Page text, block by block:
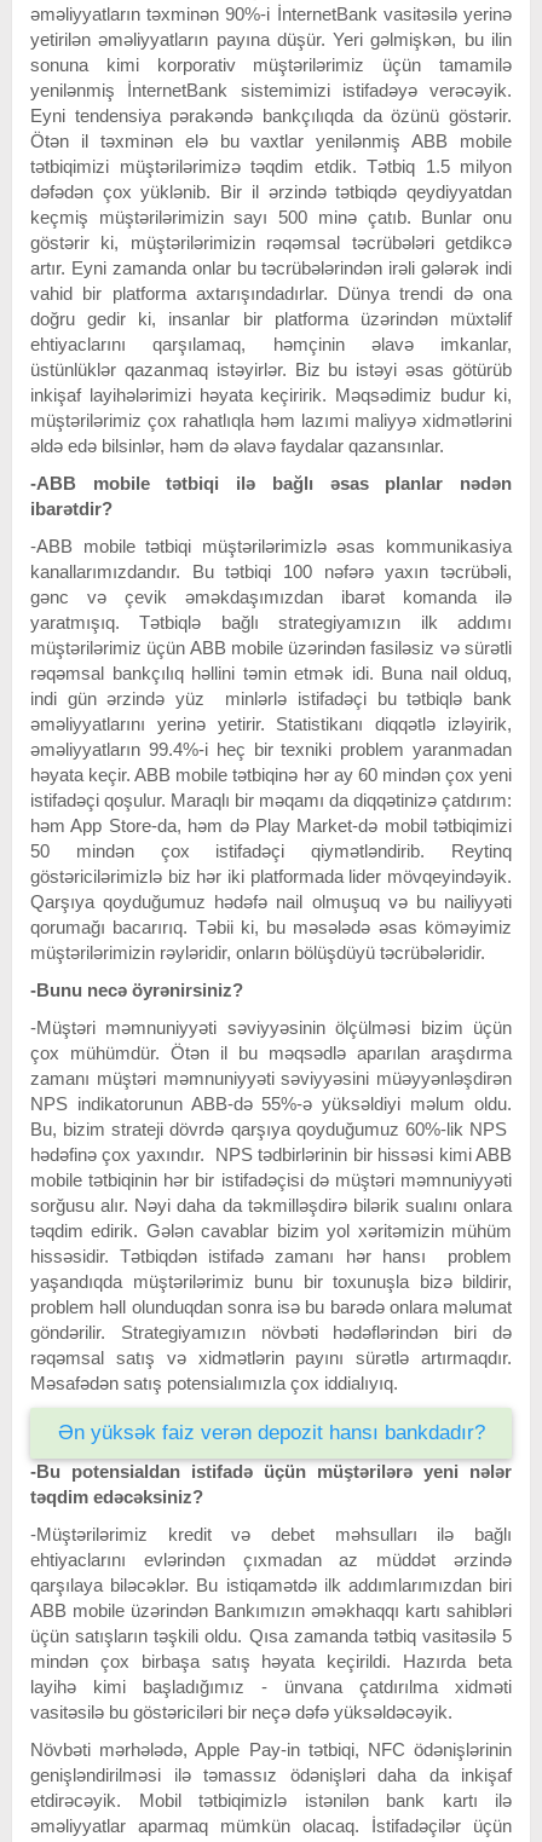
əməliyyatların təxminən 90%-i İnternetBank vasitəsilə yerinə
yetirilən əməliyyatların payına düşür. Yeri gəlmişkən, bu ilin
sonuna kimi korporativ müştərilərimiz üçün tamamilə
yenilənmiş İnternetBank sistemimizi istifadəyə verəcəyik.
Eyni tendensiya pərakəndə bankçılıqda da özünü göstərir.
Ötən il təxminən elə bu vaxtlar yenilənmiş ABB mobile
tətbiqimizi müştərilərimizə təqdim etdik. Tətbiq 1.5 milyon
dəfədən çox yüklənib. Bir il ərzində tətbiqdə qeydiyyatdan
keçmiş müştərilərimizin sayı 500 minə çatıb. Bunlar onu
göstərir ki, müştərilərimizin rəqəmsal təcrübələri getdikcə
artır. Eyni zamanda onlar bu təcrübələrindən irəli gələrək indi
vahid bir platforma axtarışındadırlar. Dünya trendi də ona
doğru gedir ki, insanlar bir platforma üzərindən müxtəlif
ehtiyaclarını qarşılamaq, həmçinin əlavə imkanlar,
üstünlüklər qazanmaq istəyirlər. Biz bu istəyi əsas götürüb
inkişaf layihələrimizi həyata keçiririk. Məqsədimiz budur ki,
müştərilərimiz çox rahatlıqla həm lazımi maliyyə xidmətlərini
əldə edə bilsinlər, həm də əlavə faydalar qazansınlar.
-ABB mobile tətbiqi ilə bağlı əsas planlar nədən
ibarətdir?
-ABB mobile tətbiqi müştərilərimizlə əsas kommunikasiya
kanallarımızdandır. Bu tətbiqi 100 nəfərə yaxın təcrübəli,
gənc və çevik əməkdaşımızdan ibarət komanda ilə
yaratmışıq. Tətbiqlə bağlı strategiyamızın ilk addımı
müştərilərimiz üçün ABB mobile üzərindən fasiləsiz və sürətli
rəqəmsal bankçılıq həllini təmin etmək idi. Buna nail olduq,
indi gün ərzində yüz minlərlə istifadəçi bu tətbiqlə bank
əməliyyatlarını yerinə yetirir. Statistikanı diqqətlə izləyirik,
əməliyyatların 99.4%-i heç bir texniki problem yaranmadan
həyata keçir. ABB mobile tətbiqinə hər ay 60 mindən çox yeni
istifadəçi qoşulur. Maraqlı bir məqamı da diqqətinizə çatdırım:
həm App Store-da, həm də Play Market-də mobil tətbiqimizi
50 mindən çox istifadəçi qiymətləndirib. Reytinq
göstəricilərimizlə biz hər iki platformada lider mövqeyindəyik.
Qarşıya qoyduğumuz hədəfə nail olmuşuq və bu nailiyyəti
qorumağı bacarırıq. Təbii ki, bu məsələdə əsas köməyimiz
müştərilərimizin rəyləridir, onların bölüşdüyü təcrübələridir.
-Bunu necə öyrənirsiniz?
-Müştəri məmnuniyyəti səviyyəsinin ölçülməsi bizim üçün
çox mühümdür. Ötən il bu məqsədlə aparılan araşdırma
zamanı müştəri məmnuniyyəti səviyyəsini müəyyənləşdirən
NPS indikatorunun ABB-də 55%-ə yüksəldiyi məlum oldu.
Bu, bizim strateji dövrdə qarşıya qoyduğumuz 60%-lik NPS
hədəfinə çox yaxındır. NPS tədbirlərinin bir hissəsi kimi ABB
mobile tətbiqinin hər bir istifadəçisi də müştəri məmnuniyyəti
sorğusu alır. Nəyi daha da təkmilləşdirə bilərik sualını onlara
təqdim edirik. Gələn cavablar bizim yol xəritəmizin mühüm
hissəsidir. Tətbiqdən istifadə zamanı hər hansı problem
yaşandıqda müştərilərimiz bunu bir toxunuşla bizə bildirir,
problem həll olunduqdan sonra isə bu barədə onlara məlumat
göndərilir. Strategiyamızın növbəti hədəflərindən biri də
rəqəmsal satış və xidmətlərin payını sürətlə artırmaqdır.
Məsafədən satış potensialımızla çox iddialıyıq.
Ən yüksək faiz verən depozit hansı bankdadır?
-Bu potensialdan istifadə üçün müştərilərə yeni nələr
təqdim edəcəksiniz?
-Müştərilərimiz kredit və debet məhsulları ilə bağlı
ehtiyaclarını evlərindən çıxmadan az müddət ərzində
qarşılaya biləcəklər. Bu istiqamətdə ilk addımlarımızdan biri
ABB mobile üzərindən Bankımızın əməkhaqqı kartı sahibləri
üçün satışların təşkili oldu. Qısa zamanda tətbiq vasitəsilə 5
mindən çox birbaşa satış həyata keçirildi. Hazırda beta
layihə kimi başladığımız - ünvana çatdırılma xidməti
vasitəsilə bu göstəriciləri bir neçə dəfə yüksəldəcəyik.
Növbəti mərhələdə, Apple Pay-in tətbiqi, NFC ödənişlərinin
genişləndirilməsi ilə təmassız ödənişləri daha da inkişaf
etdirəcəyik. Mobil tətbiqimizlə istənilən bank kartı ilə
əməliyyatlar aparmaq mümkün olacaq. İstifadəçilər üçün